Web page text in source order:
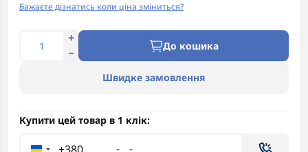
Бажаєте дізнатись коли ціна зміниться?
До кошика
Швидке замовлення
Купити цей товар в 1 клік:
+380